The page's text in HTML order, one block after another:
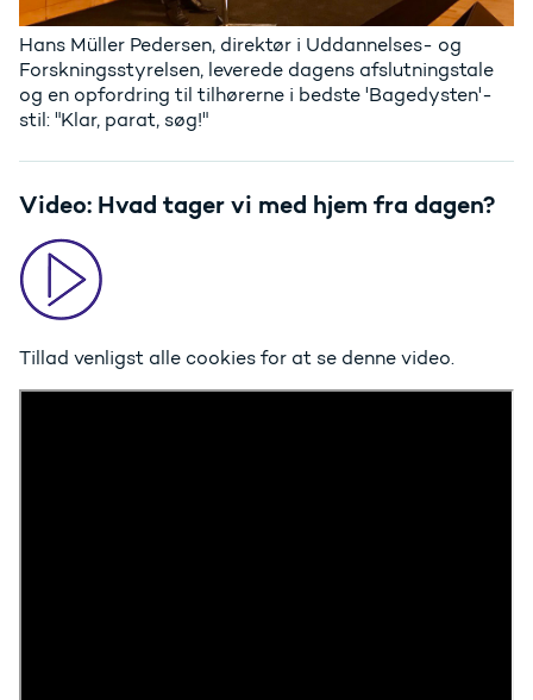
Hans Müller Pedersen, direktør i Uddannelses- og
Forskningsstyrelsen, leverede dagens afslutningstale
og en opfordring til tilhørerne i bedste 'Bagedysten'-
stil: "Klar, parat, søg!"
Video: Hvad tager vi med hjem fra dagen?
Tillad venligst alle cookies for at se denne video.